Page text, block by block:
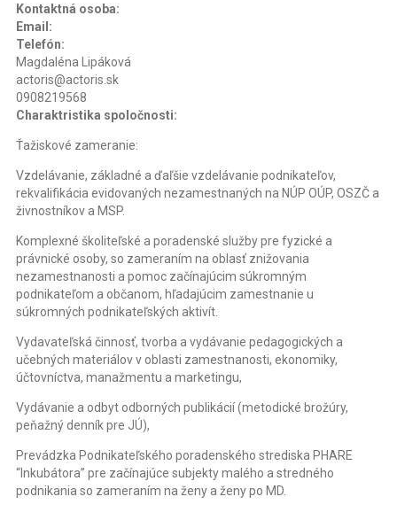
Kontaktná osoba:
Email:
Telefón:
Magdaléna Lipáková
actoris@actoris.sk
0908219568
Charaktristika spoločnosti:
Ťažiskové zameranie:
Vzdelávanie, základné a ďaľšie vzdelávanie podnikateľov,
rekvalifikácia evidovaných nezamestnaných na NÚP OÚP, OSZČ a
živnostníkov a MSP.
Komplexné školiteľské a poradenské služby pre fyzické a
právnické osoby, so zameraním na oblasť znižovania
nezamestnanosti a pomoc začínajúcim súkromným
podnikateľom a občanom, hľadajúcim zamestnanie u
súkromných podnikateľských aktivít.
Vydavateľská činnosť, tvorba a vydávanie pedagogických a
učebných materiálov v oblasti zamestnanosti, ekonomiky,
účtovníctva, manažmentu a marketingu,
Vydávanie a odbyt odborných publikácií (metodické brožúry,
peňažný denník pre JÚ),
Prevádzka Podnikateľského poradenského strediska PHARE
“Inkubátora” pre začínajúce subjekty malého a stredného
podnikania so zameraním na ženy a ženy po MD.